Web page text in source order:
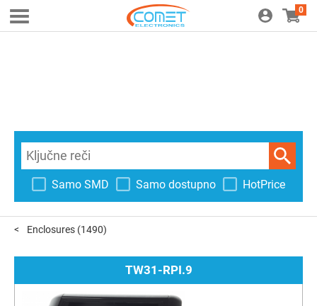
0
Samo SMD Samo dostupno HotPrice
Enclosures (1490)
TW31-RPI.9